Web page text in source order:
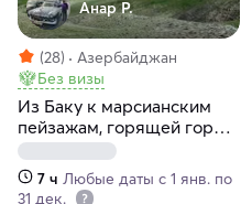
Анар Р.
(28)
Азербайджан
Без визы
Из Баку к марсианским
пейзажам, горящей горе,
розовому озеру и скале
Бешбармаг
7 ч Любые даты с 1 янв. по
31 дек.